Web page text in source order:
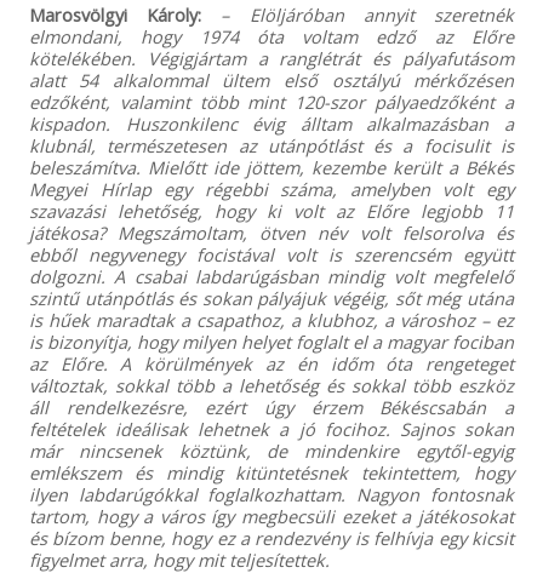
Marosvölgyi Károly:
– Elöljáróban annyit szeretnék
elmondani, hogy 1974 óta voltam edző az Előre
kötelékében. Végigjártam a ranglétrát és pályafutásom
alatt 54 alkalommal ültem első osztályú mérkőzésen
edzőként, valamint több mint 120-szor pályaedzőként a
kispadon. Huszonkilenc évig álltam alkalmazásban a
klubnál, természetesen az utánpótlást és a focisulit is
beleszámítva. Mielőtt ide jöttem, kezembe került a Békés
Megyei Hírlap egy régebbi száma, amelyben volt egy
szavazási lehetőség, hogy ki volt az Előre legjobb 11
játékosa? Megszámoltam, ötven név volt felsorolva és
ebből negyvenegy focistával volt is szerencsém együtt
dolgozni. A csabai labdarúgásban mindig volt megfelelő
szintű utánpótlás és sokan pályájuk végéig, sőt még utána
is hűek maradtak a csapathoz, a klubhoz, a városhoz – ez
is bizonyítja, hogy milyen helyet foglalt el a magyar fociban
az Előre. A körülmények az én időm óta rengeteget
változtak, sokkal több a lehetőség és sokkal több eszköz
áll rendelkezésre, ezért úgy érzem Békéscsabán a
feltételek ideálisak lehetnek a jó focihoz. Sajnos sokan
már nincsenek köztünk, de mindenkire egytől-egyig
emlékszem és mindig kitüntetésnek tekintettem, hogy
ilyen labdarúgókkal foglalkozhattam. Nagyon fontosnak
tartom, hogy a város így megbecsüli ezeket a játékosokat
és bízom benne, hogy ez a rendezvény is felhívja egy kicsit
figyelmet arra, hogy mit teljesítettek.